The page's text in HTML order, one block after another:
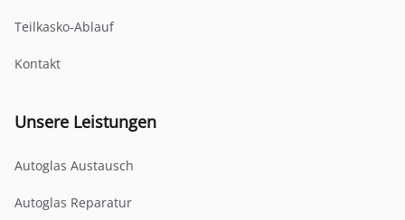
Teilkasko-Ablauf
Kontakt
Unsere Leistungen
Autoglas Austausch
Autoglas Reparatur